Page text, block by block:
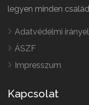
legyen minden
Adatvédelmi
ÁSZF
Impresszum
Kapcsolat